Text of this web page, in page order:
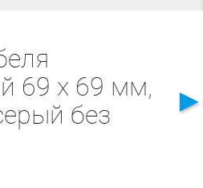
69 х 69 мм,
без